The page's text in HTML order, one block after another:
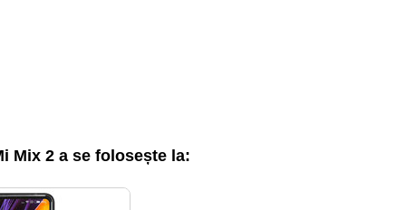
Mix 2 a se folosește la: